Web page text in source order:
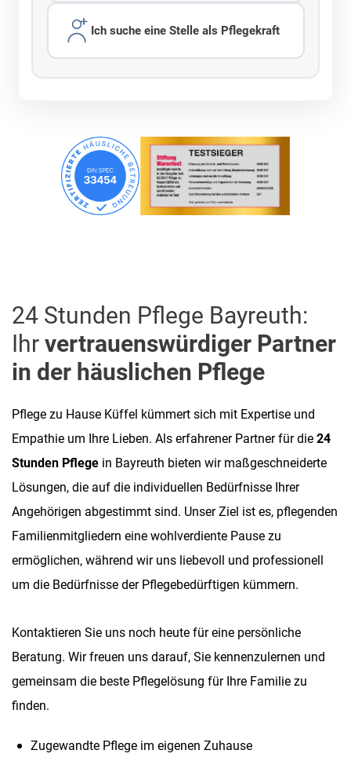
Ich suche eine Stelle als Pflegekraft
24 Stunden Pflege Bayreuth:
Ihr vertrauenswürdiger Partner
in der häuslichen Pflege
Pflege zu Hause Küffel kümmert sich mit Expertise und
Empathie um Ihre Lieben. Als erfahrener Partner für die 24
Stunden Pflege in Bayreuth bieten wir maßgeschneiderte
Lösungen, die auf die individuellen Bedürfnisse Ihrer
Angehörigen abgestimmt sind. Unser Ziel ist es, pflegenden
Familienmitgliedern eine wohlverdiente Pause zu
ermöglichen, während wir uns liebevoll und professionell
um die Bedürfnisse der Pflegebedürftigen kümmern.
Kontaktieren Sie uns noch heute für eine persönliche
Beratung. Wir freuen uns darauf, Sie kennenzulernen und
gemeinsam die beste Pflegelösung für Ihre Familie zu
finden.
Zugewandte Pflege im eigenen Zuhause